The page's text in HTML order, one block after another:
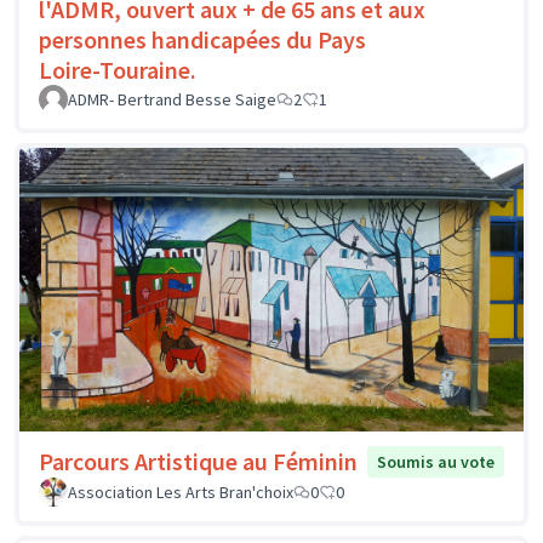
l'ADMR, ouvert aux + de 65 ans et aux
personnes handicapées du Pays
Loire-Touraine.
ADMR- Bertrand Besse Saige 2 1
Parcours Artistique au Féminin
Soumis au vote
Association Les Arts Bran'choix
0 0